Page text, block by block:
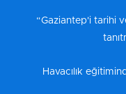
“Gaziantep'i tarihi
Havacılık